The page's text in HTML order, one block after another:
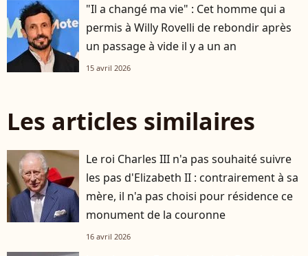
"Il a changé ma vie" : Cet homme qui a
permis à Willy Rovelli de rebondir après
un passage à vide il y a un an
15 avril 2026
Les articles similaires
Le roi Charles III n'a pas souhaité suivre
les pas d'Elizabeth II : contrairement à sa
mère, il n'a pas choisi pour résidence ce
monument de la couronne
16 avril 2026